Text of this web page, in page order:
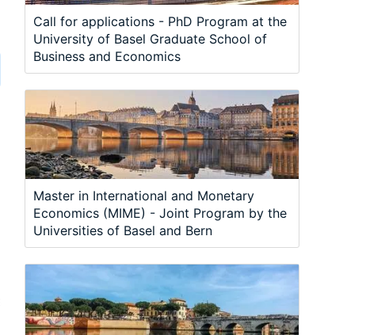
Call for applications - PhD Program at the
University of Basel Graduate School of
Business and Economics
Master in International and Monetary
Economics (MIME) - Joint Program by the
Universities of Basel and Bern